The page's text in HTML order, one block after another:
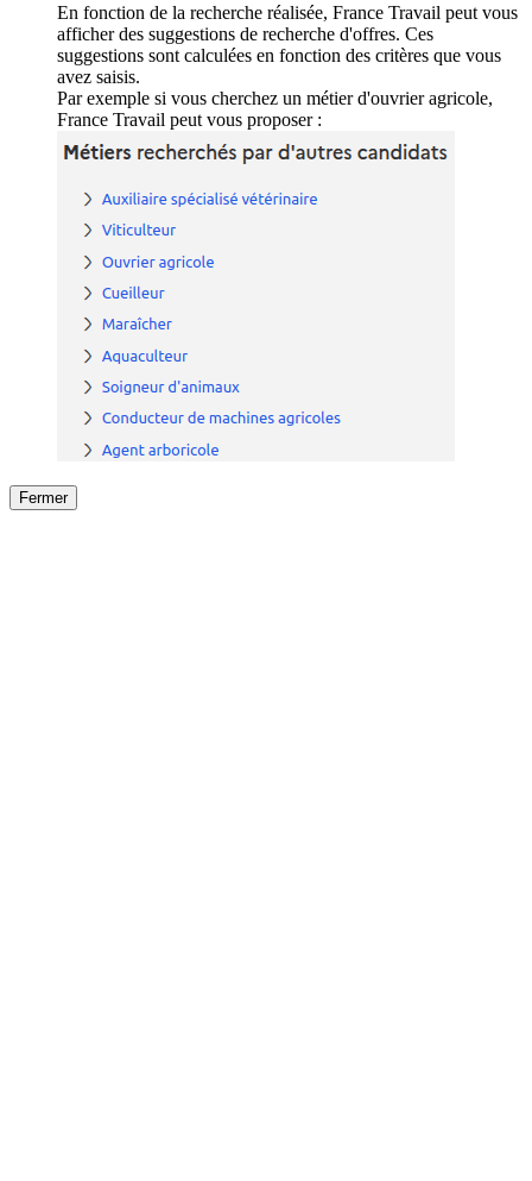
En fonction de la recherche réalisée, France Travail peut vous
afficher des suggestions de recherche d'offres. Ces
suggestions sont calculées en fonction des critères que vous
avez saisis.
Par exemple si vous cherchez un métier d'ouvrier agricole,
France Travail peut vous proposer :
Fermer